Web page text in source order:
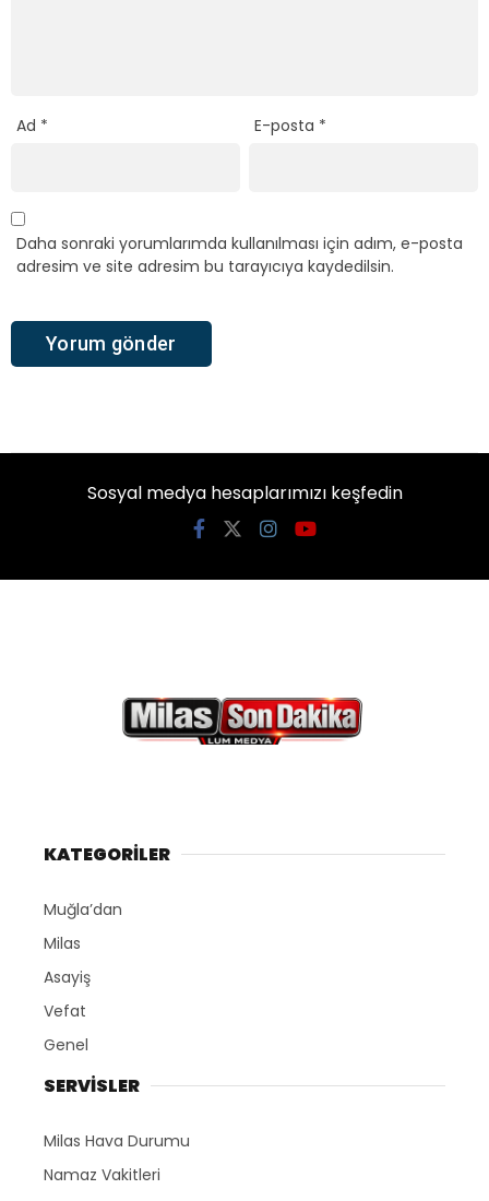
Ad * E-posta *
Daha sonraki yorumlarımda kullanılması için adım, e-posta
adresim ve site adresim bu tarayıcıya kaydedilsin.
Sosyal medya hesaplarımızı keşfedin
KATEGORİLER
Muğla’dan
Milas
Asayiş
Vefat
Genel
SERVİSLER
Milas Hava Durumu
Namaz Vakitleri